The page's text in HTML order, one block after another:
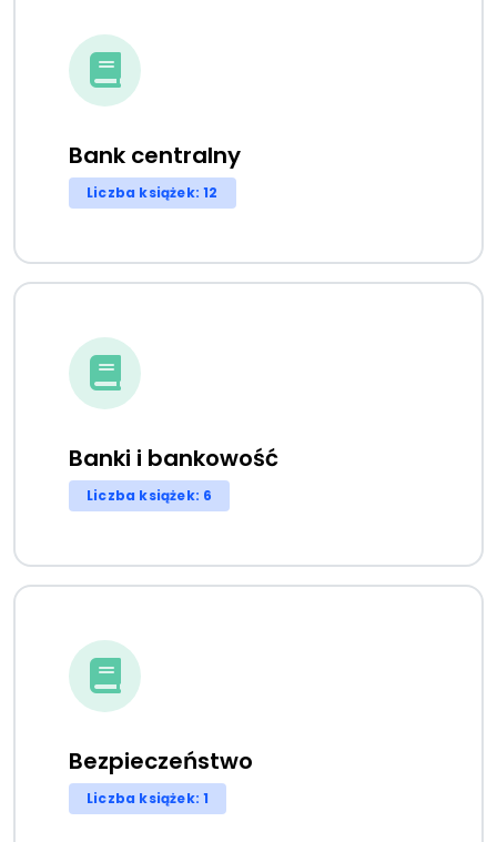
Bank centralny
Liczba książek: 12
Banki i bankowość
Liczba książek: 6
Bezpieczeństwo
Liczba książek: 1